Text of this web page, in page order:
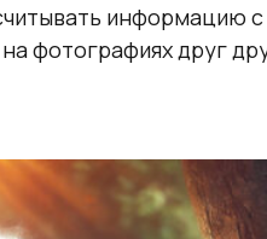
информацию
фотографиях друг